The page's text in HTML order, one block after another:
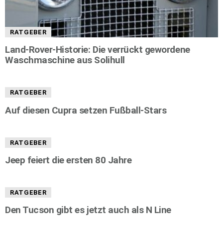
RATGEBER
Land-Rover-Historie: Die verrückt gewordene
Waschmaschine aus Solihull
RATGEBER
Auf diesen Cupra setzen Fußball-Stars
RATGEBER
Jeep feiert die ersten 80 Jahre
RATGEBER
Den Tucson gibt es jetzt auch als N Line